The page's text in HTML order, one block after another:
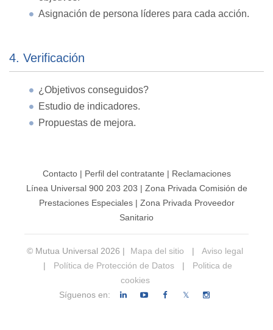
Asignación de persona líderes para cada acción.
4. Verificación
¿Objetivos conseguidos?
Estudio de indicadores.
Propuestas de mejora.
Contacto| Perfil del contratante | Reclamaciones
Línea Universal 900 203 203 | Zona Privada Comisión de
Prestaciones Especiales| Zona Privada Proveedor
Sanitario
© Mutua Universal 2026 | Mapa del sitio |
Aviso legal
|
Política de Protección de Datos |
Politica de
cookies
Síguenos en:
𝕏